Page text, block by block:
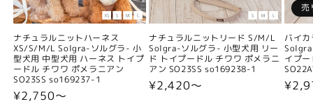
ナチュラルニットハーネス
XS/S/M/L Solgra-ソルグラ- 小
型犬用 中型犬用 ハーネス トイプ
ードル チワワ ポメラニアン
SO23SS so169237-1
通
¥2,750〜
ナチュラルニットリード S/M/L
Solgra-ソルグラ- 小型犬用 リー
ド トイプードル チワワ ポメラニ
アン SO23SS so169238-1
通
¥2,420〜
売
バイ
イプ
通